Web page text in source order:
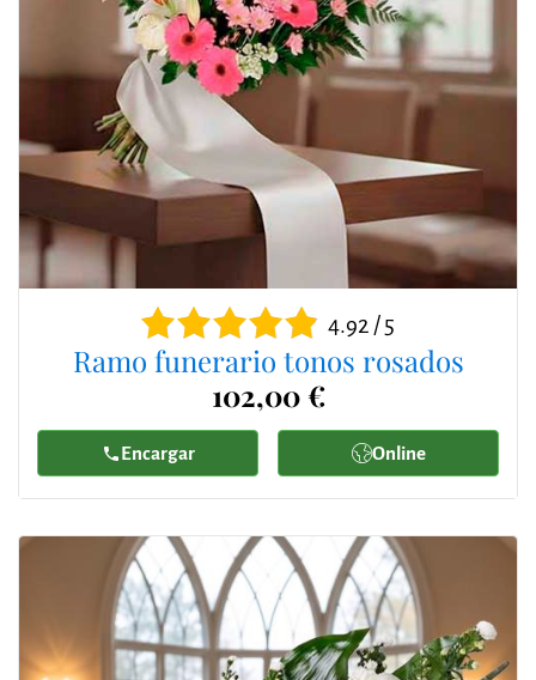
4.92 / 5
Ramo funerario tonos rosados
102,00 €
Encargar Online